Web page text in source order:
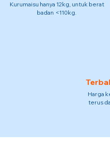
Kurumaisu hanya 12kg, untuk berat
badan <110kg.
Harga
terus